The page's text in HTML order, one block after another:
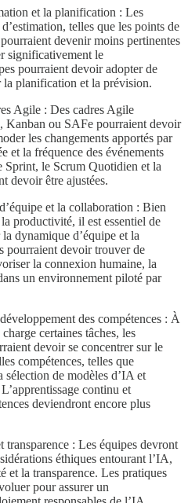
et la planification : Les
telles que les points de
devenir moins pertinentes
significativement le
pourraient devoir adopter de
la planification et la prévision.
Agile : Des cadres Agile
Kanban ou SAFe pourraient devoir
les changements apportés par
et la fréquence des événements
Sprint, le Scrum Quotidien et la
devoir être ajustées.
et la collaboration : Bien
productivité, il est essentiel de
dynamique d’équipe et la
pourraient devoir trouver de
la connexion humaine, la
un environnement piloté par
des compétences : À
certaines tâches, les
devoir se concentrer sur le
compétences, telles que
sélection de modèles d’IA et
continu et
deviendront encore plus
transparence : Les équipes devront
éthiques entourant l’IA,
et la transparence. Les pratiques
pour assurer un